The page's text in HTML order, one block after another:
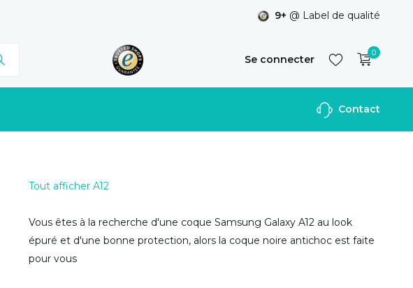
9+ @ Label de qualité
Se connecter
S'inscrire
0
Contact
Tout afficher A12
Vous êtes à la recherche d'une coque Samsung Galaxy A12 au look
épuré et d'une bonne protection, alors la coque noire antichoc est faite
pour vous